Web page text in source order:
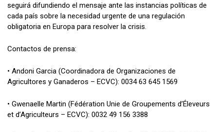
seguirá difundiendo el mensaje ante las instancias políticas de
cada país sobre la necesidad urgente de una regulación
obligatoria en Europa para resolver la crisis.
Contactos de prensa:
• Andoni Garcia (Coordinadora de Organizaciones de
Agricultores y Ganaderos – ECVC): 0034 63 645 1569
• Gwenaelle Martin (Fédération Unie de Groupements d’Éleveurs
et d’Agriculteurs – ECVC): 0032 49 156 3388